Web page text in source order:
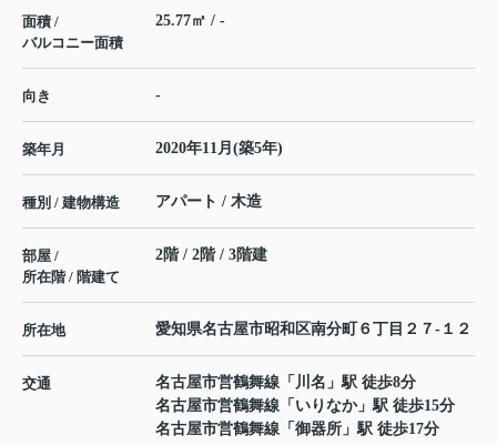
面積 /
バルコニー面積
25.77㎡ / -
向き -
築年月 2020年11月(築5年)
種別 / 建物構造 アパート / 木造
部屋 /
所在階 / 階建て
2階 / 2階 / 3階建
所在地 愛知県名古屋市昭和区南分町 ６丁目２７-１２
交通 名古屋市営鶴舞線 「 川名 」駅 徒歩8分
名古屋市営鶴舞線 「 いりなか」駅 徒歩15分
名古屋市営鶴舞線 「 御器所 」駅 徒歩17分